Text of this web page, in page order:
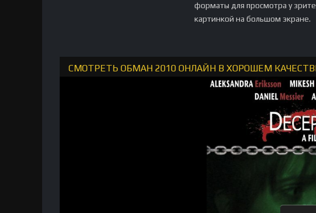
форматы для просмотра у
картинкой на большом экране.
СМОТРЕТЬ ОБМАН 2010 ОНЛАЙН В ХОРОШЕМ